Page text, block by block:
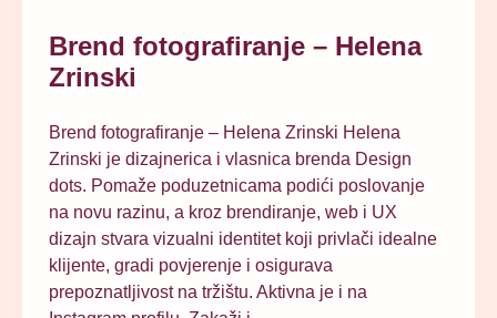
Brend fotografiranje – Helena
Zrinski
Brend fotografiranje – Helena Zrinski Helena
Zrinski je dizajnerica i vlasnica brenda Design
dots. Pomaže poduzetnicama podići poslovanje
na novu razinu, a kroz brendiranje, web i UX
dizajn stvara vizualni identitet koji privlači idealne
klijente, gradi povjerenje i osigurava
prepoznatljivost na tržištu. Aktivna je i na